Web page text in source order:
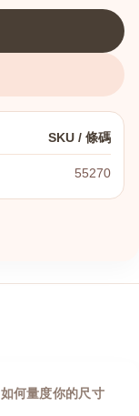
SKU / 條碼
55270
如何量度你的尺寸